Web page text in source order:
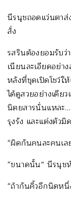
นีรนุชถอดแว่นตา
สั่ง
รสรินต้องยอมรับว่
เนียนละเอียดอย่า
หลังที่ชุดเปิดโชว์ใ
ได้ดูสวยอย่างเดีย
นิตยสารนั่นแหละ…
รุงรัง และแต่งตัวมิ
“ผิดกันคนละคนเล
“ขนาดนั้น” นีรนุช
“ถ้ากันคิ้วอีกนิดหนึ่